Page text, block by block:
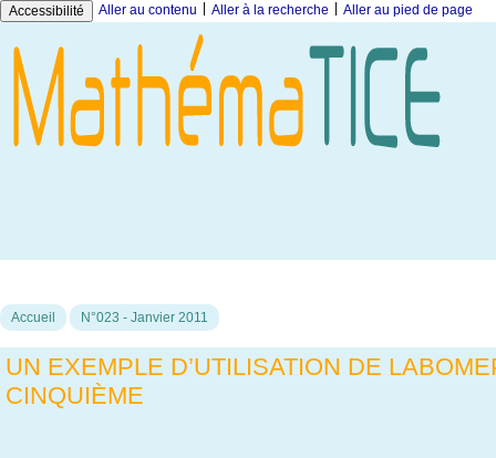
Accessibilité Aller au contenu Aller à la recherche Aller au pied de page
Accueil N°023 - Janvier 2011
UN EXEMPLE D’UTILISATION DE
CINQUIÈME